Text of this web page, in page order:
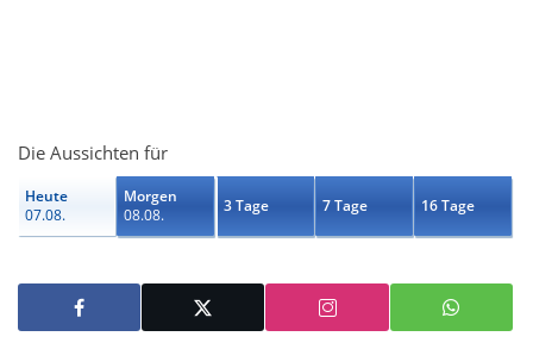
Die Aussichten für
Heute
07.08.
Morgen
08.08.
3 Tage 7 Tage 16 Tage